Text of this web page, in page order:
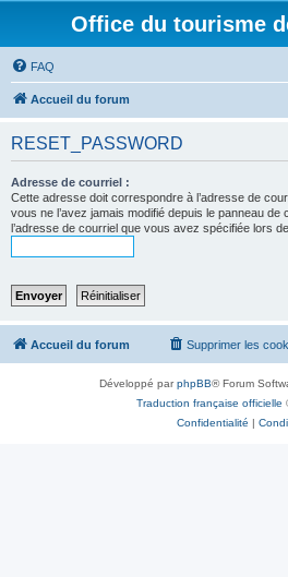
Office du tourisme
FAQ
Accueil du forum
RESET_PASSWORD
Adresse de courriel :
Cette adresse doit correspondre à l’adresse de
vous ne l’avez jamais modifié depuis le panneau de
l’adresse de courriel que vous avez spécifiée lors
Accueil du forum Supprimer les
Développé parphpBB® Forum
Traduction française officielle
Confidentialité |